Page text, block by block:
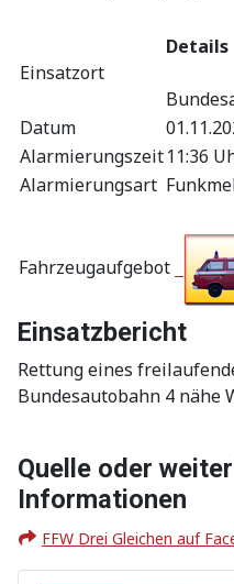
Einsatzort
Details
Datum
Alarmierungszeit11:36
Alarmierungsart
Fahrzeugaufgebot
Einsatzbericht
Rettung eines
Bundesautobahn 4 nähe
Quelle oder
Informationen
FFW Drei Gleichen auf